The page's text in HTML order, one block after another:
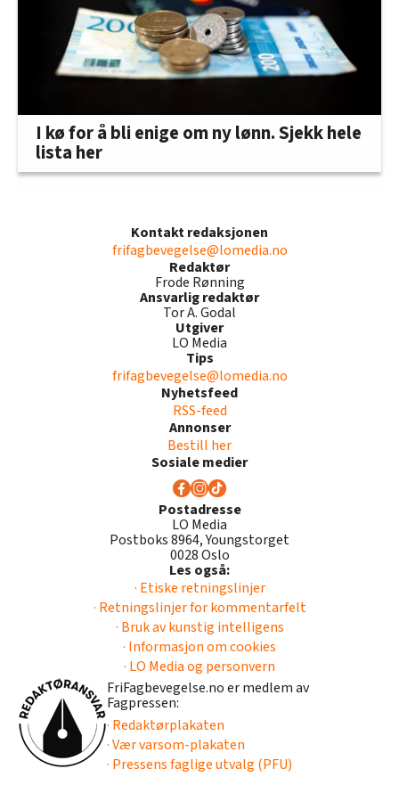
I kø for å bli enige om ny lønn. Sjekk hele
lista her
Kontakt redaksjonen
frifagbevegelse@lomedia.no
Redaktør
Frode Rønning
Ansvarlig redaktør
Tor A. Godal
Utgiver
LO Media
Tips
frifagbevegelse@lomedia.no
Nyhetsfeed
RSS-feed
Annonser
Bestill her
Sosiale medier
Postadresse
LO Media
Postboks 8964, Youngstorget
0028 Oslo
Les også:
· Etiske retningslinjer
· Retningslinjer for kommentarfelt
· Bruk av kunstig intelligens
· Informasjon om cookies
· LO Media og personvern
FriFagbevegelse.no er medlem av
Fagpressen:
· Redaktørplakaten
· Vær varsom-plakaten
· Pressens faglige utvalg (PFU)